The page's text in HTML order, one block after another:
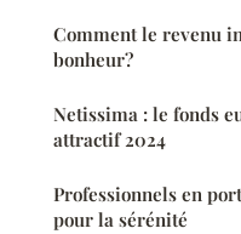
Comment le revenu
bonheur?
Netissima : le fonds
attractif 2024
Professionnels en
pour la sérénité